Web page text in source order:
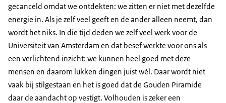
gecanceld omdat we ontdekten: we zitten er niet met dezelfde
energie in. Als je zelf veel geeft en de ander alleen neemt, dan
wordt het niks. In die tijd deden we zelf veel werk voor de
Universiteit van Amsterdam en dat besef werkte voor ons als
een verlichtend inzicht: we kunnen heel goed met deze
mensen en daarom lukken dingen juist wél. Daar wordt niet
vaak bij stilgestaan en het is goed dat de Gouden Piramide
daar de aandacht op vestigt. Volhouden is zeker een